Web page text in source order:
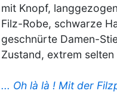
mit Knopf,
Filz-Robe, schwarze
geschnürte Damen-
Zustand, extrem selten
... Oh là là ! Mit der